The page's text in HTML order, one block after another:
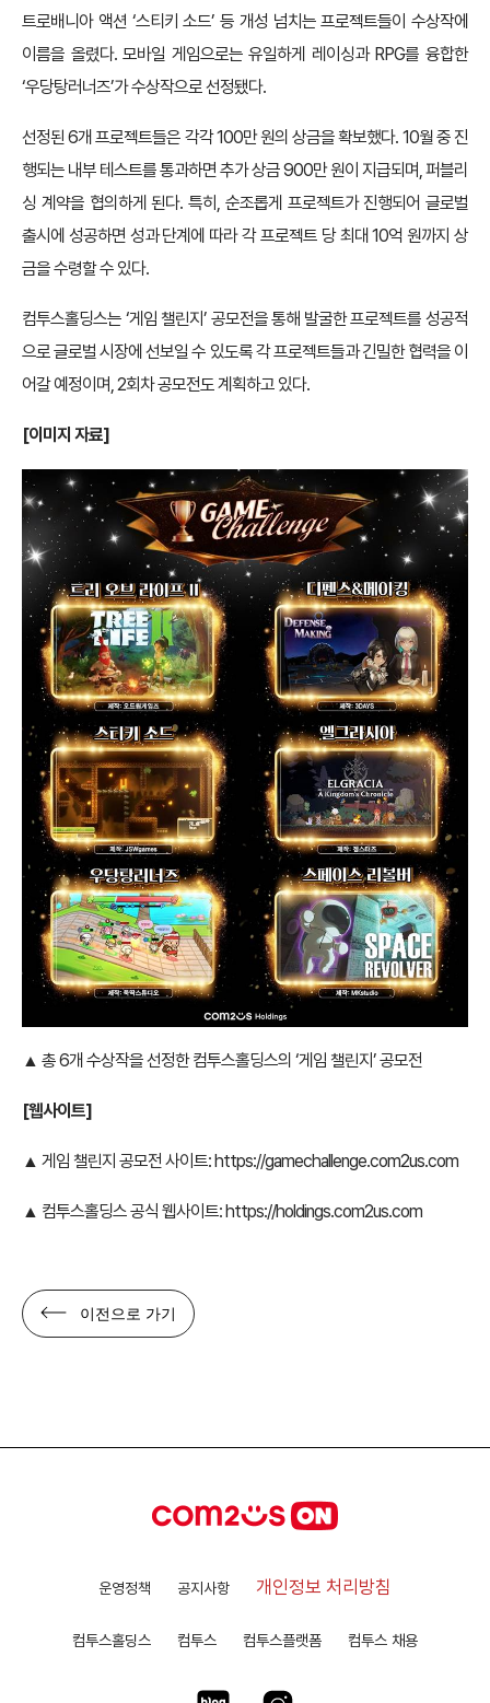
트로배니아 액션 ‘스티키 소드’ 등 개성 넘치는 프로젝트들이 수상작에
이름을 올렸다. 모바일 게임으로는 유일하게 레이싱과 RPG를 융합한
‘우당탕러너즈’가 수상작으로 선정됐다.
선정된 6개 프로젝트들은 각각 100만 원의 상금을 확보했다. 10월 중 진
행되는 내부 테스트를 통과하면 추가 상금 900만 원이 지급되며, 퍼블리
싱 계약을 협의하게 된다. 특히, 순조롭게 프로젝트가 진행되어 글로벌
출시에 성공하면 성과 단계에 따라 각 프로젝트 당 최대 10억 원까지 상
금을 수령할 수 있다.
컴투스홀딩스는 ‘게임 챌린지’ 공모전을 통해 발굴한 프로젝트를 성공적
으로 글로벌 시장에 선보일 수 있도록 각 프로젝트들과 긴밀한 협력을 이
어갈 예정이며, 2회차 공모전도 계획하고 있다.
[이미지 자료]
▲ 총 6개 수상작을 선정한 컴투스홀딩스의 ‘게임 챌린지’ 공모전
[웹사이트]
▲ 게임 챌린지 공모전 사이트:https://gamechallenge.com2us.com
▲ 컴투스홀딩스 공식 웹사이트:https://holdings.com2us.com
이전으로 가기
운영정책 공지사항 개인정보 처리방침
컴투스홀딩스 컴투스 컴투스플랫폼 컴투스 채용